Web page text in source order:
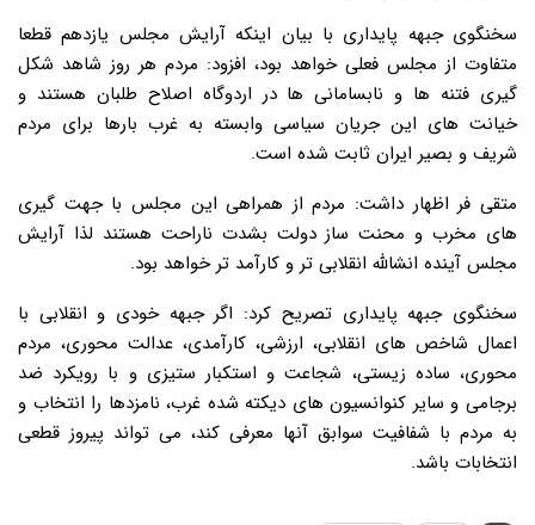
سخنگوی جبهه پایداری با بیان اینکه آرایش مجلس یازدهم قطعا
متفاوت از مجلس فعلی خواهد بود، افزود: مردم هر روز شاهد شکل
گیری فتنه ها و نابسامانی ها در اردوگاه اصلاح طلبان هستند و
خیانت های این جریان سیاسی وابسته به غرب بارها برای مردم
شریف و بصیر ایران ثابت شده است.
متقی فر اظهار داشت: مردم از همراهی این مجلس با جهت گیری
های مخرب و محنت ساز دولت بشدت ناراحت هستند لذا آرایش
مجلس آینده انشالله انقلابی تر و کارآمد تر خواهد بود.
سخنگوی جبهه پایداری تصریح کرد: اگر جبهه خودی و انقلابی با
اعمال شاخص های انقلابی، ارزشی، کارآمدی، عدالت محوری، مردم
محوری، ساده زیستی، شجاعت و استکبار ستیزی و با رویکرد ضد
برجامی و سایر کنوانسیون های دیکته شده غرب، نامزدها را انتخاب و
به مردم با شفافیت سوابق آنها معرفی کند، می تواند پیروز قطعی
انتخابات باشد.